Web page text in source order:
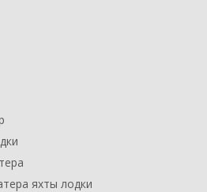
яхты лодки